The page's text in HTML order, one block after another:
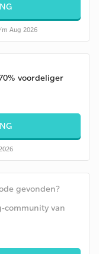
Aug 2026
voordeliger
gevonden?
community van